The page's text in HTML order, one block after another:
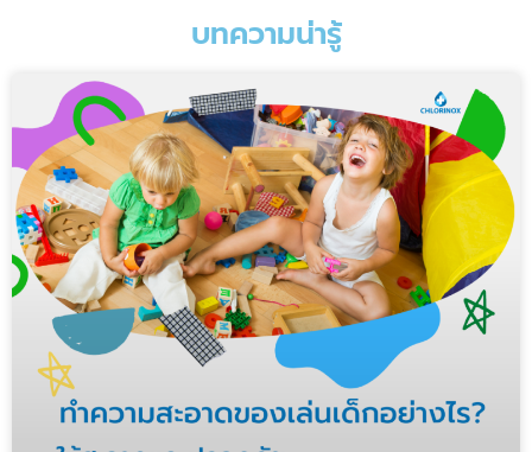
บทความน่ารู้